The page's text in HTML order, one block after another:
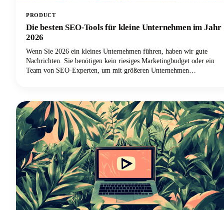
PRODUCT
Die besten SEO-Tools für kleine Unternehmen im Jahr
2026
Wenn Sie 2026 ein kleines Unternehmen führen, haben wir gute
Nachrichten. Sie benötigen kein riesiges Marketingbudget oder ein
Team von SEO-Experten, um mit größeren Unternehmen